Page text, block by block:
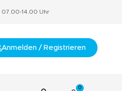
07.00-14.00 Uhr
Anmelden / Registrieren
0